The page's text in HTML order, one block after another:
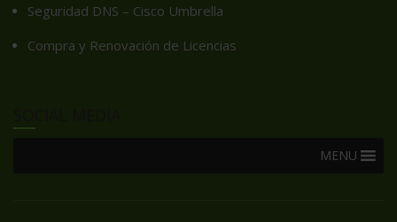
Seguridad DNS – Cisco Umbrella
Compra y Renovación de Licencias
MENU